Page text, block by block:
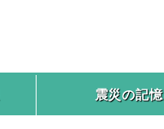
震災の記憶